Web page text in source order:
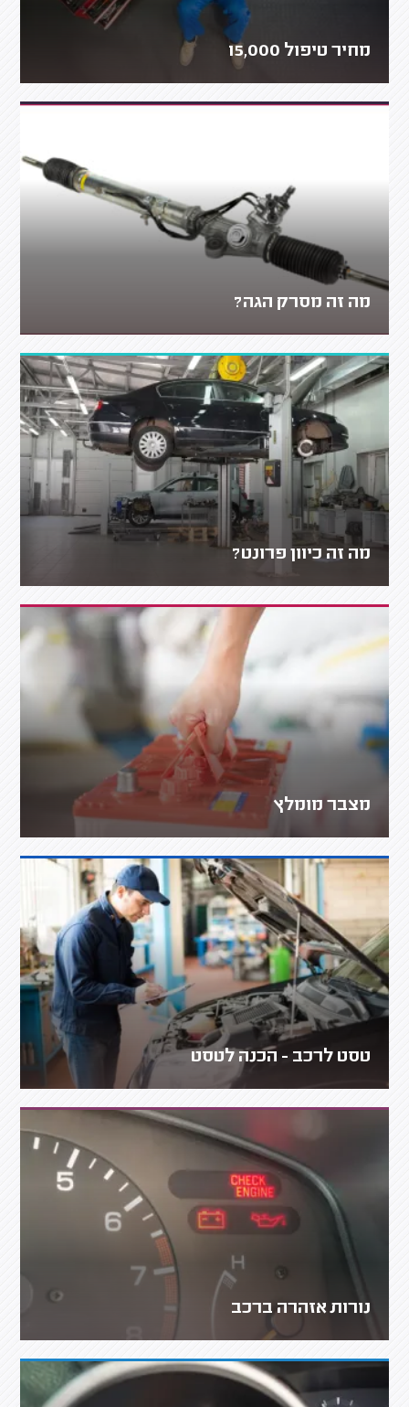
מחיר טיפול 15,000
מה זה מסרק הגה?
מה זה כיוון פרונט?
מצבר מומלץ
טסט לרכב - הכנה לטסט
נורות אזהרה ברכב